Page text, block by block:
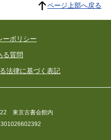
ページ上部へ戻る
ーポリシー
る質問
法律に基づく表記
22 東京古書会館内